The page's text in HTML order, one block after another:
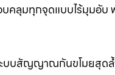
คลุมทุกจุดแบบไร้มุมอับ
บบสัญญาณกันขโมยสุดล้ำ